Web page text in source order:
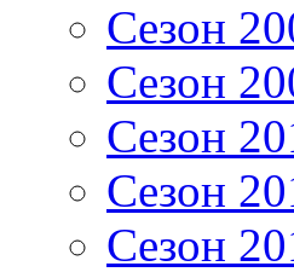
Сезон
Сезон
Сезон
Сезон
Сезон